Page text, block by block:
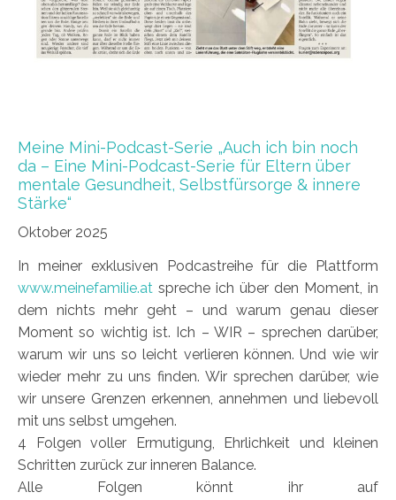
Meine Mini-Podcast-Serie „Auch ich bin noch
da – Eine Mini-Podcast-Serie für Eltern über
mentale Gesundheit, Selbstfürsorge & innere
Stärke“
Oktober 2025
In meiner exklusiven Podcastreihe für die Plattform
www.meinefamilie.at spreche ich über den Moment, in
dem nichts mehr geht – und warum genau dieser
Moment so wichtig ist. Ich – WIR – sprechen darüber,
warum wir uns so leicht verlieren können. Und wie wir
wieder mehr zu uns finden. Wir sprechen darüber, wie
wir unsere Grenzen erkennen, annehmen und liebevoll
mit uns selbst umgehen.
4 Folgen voller Ermutigung, Ehrlichkeit und kleinen
Schritten zurück zur inneren Balance.
Alle Folgen könnt ihr auf